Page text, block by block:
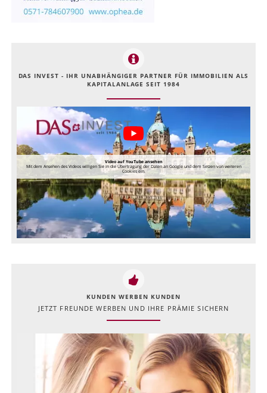
DAS INVEST - IHR UNABHÄNGIGER PARTNER FÜR IMMOBILIEN ALS
KAPITALANLAGE SEIT 1984
Video auf YouTube ansehen
Mit dem Ansehen des Videos willigen Sie in die Übertragung der Daten an Google und dem Setzen von weiteren
Cookies ein.
KUNDEN WERBEN KUNDEN
JETZT FREUNDE WERBEN UND IHRE PRÄMIE SICHERN